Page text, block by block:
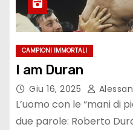
CAMPIONI IMMORTALI
I am Duran
Giu 16, 2025
L’uomo con le “mani di
due parole: Roberto